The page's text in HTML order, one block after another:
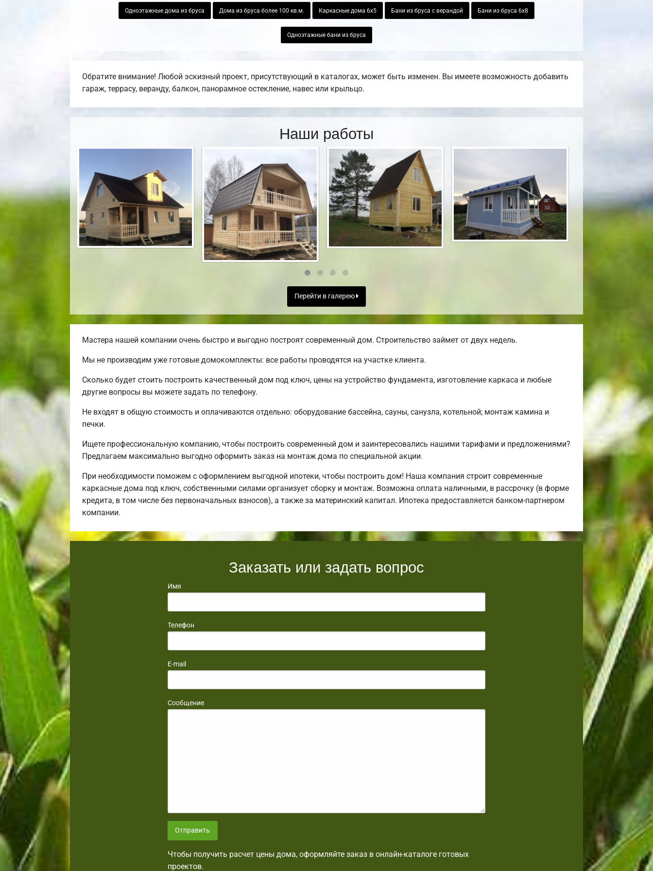
Одноэтажные дома из бруса Дома из бруса более 100 кв.м. Каркасные дома 6х5 Бани из бруса с верандой Бани из бруса 6х8
Одноэтажные бани из бруса
Обратите внимание! Любой эскизный проект, присутствующий в каталогах, может быть изменен. Вы имеете возможность добавить
гараж, террасу, веранду, балкон, панорамное остекление, навес или крыльцо.
Наши работы
Перейти в галерею
Мастера нашей компании очень быстро и выгодно построят современный дом. Строительство займет от двух недель.
Мы не производим уже готовые домокомплекты: все работы проводятся на участке клиента.
Сколько будет стоить построить качественный дом под ключ, цены на устройство фундамента, изготовление каркаса и любые
другие вопросы вы можете задать по телефону.
Не входят в общую стоимость и оплачиваются отдельно: оборудование бассейна, сауны, санузла, котельной; монтаж камина и
печки.
Ищете профессиональную компанию, чтобы построить современный дом и заинтересовались нашими тарифами и предложениями?
Предлагаем максимально выгодно оформить заказ на монтаж дома по специальной акции.
При необходимости поможем с оформлением выгодной ипотеки, чтобы построить дом! Наша компания строит современные
каркасные дома под ключ, собственными силами организует сборку и монтаж. Возможна оплата наличными, в рассрочку (в форме
кредита, в том числе без первоначальных взносов), а также за материнский капитал. Ипотека предоставляется банком-партнером
компании.
Заказать или задать вопрос
Имя
Телефон
E-mail
Сообщение
Отправить
Чтобы получить расчет цены дома, оформляйте заказ в онлайн-каталоге готовых
проектов.